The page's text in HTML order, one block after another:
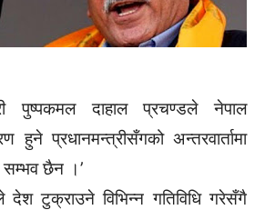
पुष्पकमल दाहाल प्रचण्डले नेपाल
हुने प्रधानमन्त्रीसँगको अन्तरवार्तामा
सम्भव छैन ।’
देश टुक्राउने विभिन्न गतिविधि गरेसँगै